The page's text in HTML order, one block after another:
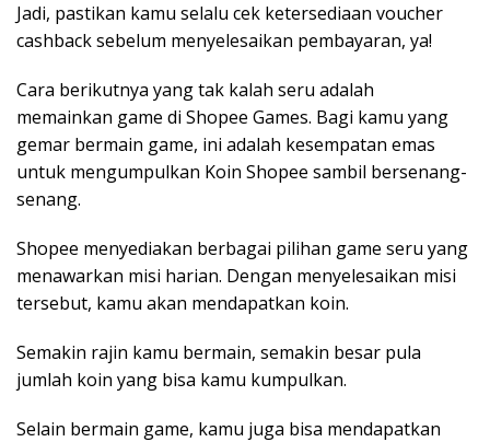
Jadi, pastikan kamu selalu cek ketersediaan voucher
cashback sebelum menyelesaikan pembayaran, ya!
Cara berikutnya yang tak kalah seru adalah
memainkan game di Shopee Games. Bagi kamu yang
gemar bermain game, ini adalah kesempatan emas
untuk mengumpulkan Koin Shopee sambil bersenang-
senang.
Shopee menyediakan berbagai pilihan game seru yang
menawarkan misi harian. Dengan menyelesaikan misi
tersebut, kamu akan mendapatkan koin.
Semakin rajin kamu bermain, semakin besar pula
jumlah koin yang bisa kamu kumpulkan.
Selain bermain game, kamu juga bisa mendapatkan